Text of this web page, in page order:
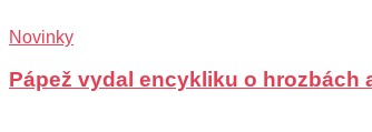
Novinky
Pápež vydal encykliku o hrozbách